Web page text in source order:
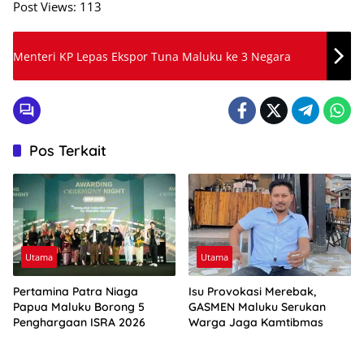
Post Views: 113
Menteri KP Lepas Ekspor Tuna Maluku ke 3 Negara
Pos Terkait
Utama
Pertamina Patra Niaga
Papua Maluku Borong 5
Penghargaan ISRA 2026
Utama
Isu Provokasi Merebak,
GASMEN Maluku Serukan
Warga Jaga Kamtibmas